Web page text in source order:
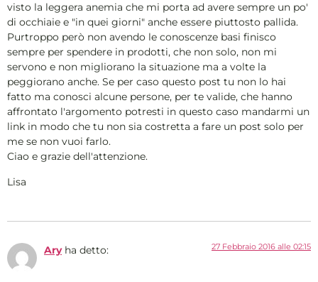
visto la leggera anemia che mi porta ad avere sempre un po'
di occhiaie e "in quei giorni" anche essere piuttosto pallida.
Purtroppo però non avendo le conoscenze basi finisco
sempre per spendere in prodotti, che non solo, non mi
servono e non migliorano la situazione ma a volte la
peggiorano anche. Se per caso questo post tu non lo hai
fatto ma conosci alcune persone, per te valide, che hanno
affrontato l'argomento potresti in questo caso mandarmi un
link in modo che tu non sia costretta a fare un post solo per
me se non vuoi farlo.
Ciao e grazie dell'attenzione.
Lisa
Ary ha detto: 27 Febbraio 2016 alle 02:15